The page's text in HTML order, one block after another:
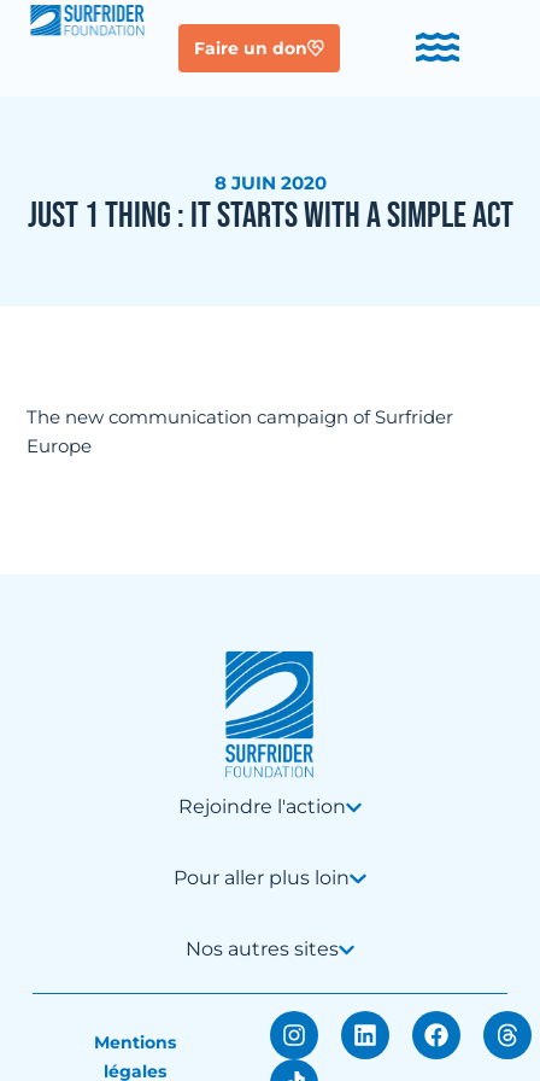
Faire un don
8 JUIN 2020
JUST 1 THING : IT STARTS WITH A SIMPLE ACT
The new communication campaign of Surfrider
Europe
Rejoindre l'action
Pour aller plus loin
Nos autres sites
Mentions
légales